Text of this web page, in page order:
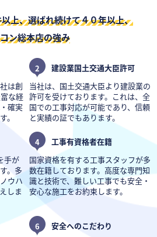
上、選ばれ続けて４０年以上、
ン総本店の強み
は創
な経
確実
。
2
建設業国土交通大臣許可
当社は、国土交通大臣より建設業の
許可を受けております。これは、全
国での工事対応が可能であり、信頼
と実績の証でもあります。
手が
。多
ウハ
しま
4
工事有資格者在籍
国家資格を有する工事スタッフが多
数在籍しております。高度な専門知
識と技術で、難しい工事でも安全・
安心な施工をお約束します。
6
安全へのこだわり